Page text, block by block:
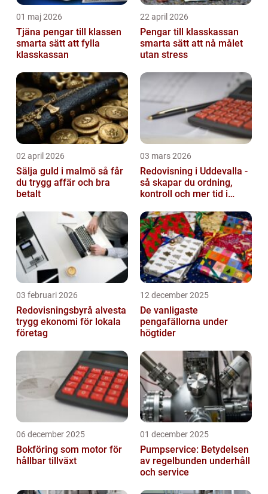
01 maj 2026
Tjäna pengar till klassen
smarta sätt att fylla
klasskassan
22 april 2026
Pengar till klasskassan
smarta sätt att nå målet
utan stress
02 april 2026
Sälja guld i malmö så får
du trygg affär och bra
betalt
03 mars 2026
Redovisning i Uddevalla -
så skapar du ordning,
kontroll och mer tid i
03 februari 2026
Redovisningsbyrå alvesta
trygg ekonomi för lokala
företag
12 december 2025
De vanligaste
pengafällorna under
högtider
06 december 2025
Bokföring som motor för
hållbar tillväxt
01 december 2025
Pumpservice: Betydelsen
av regelbunden underhåll
och service